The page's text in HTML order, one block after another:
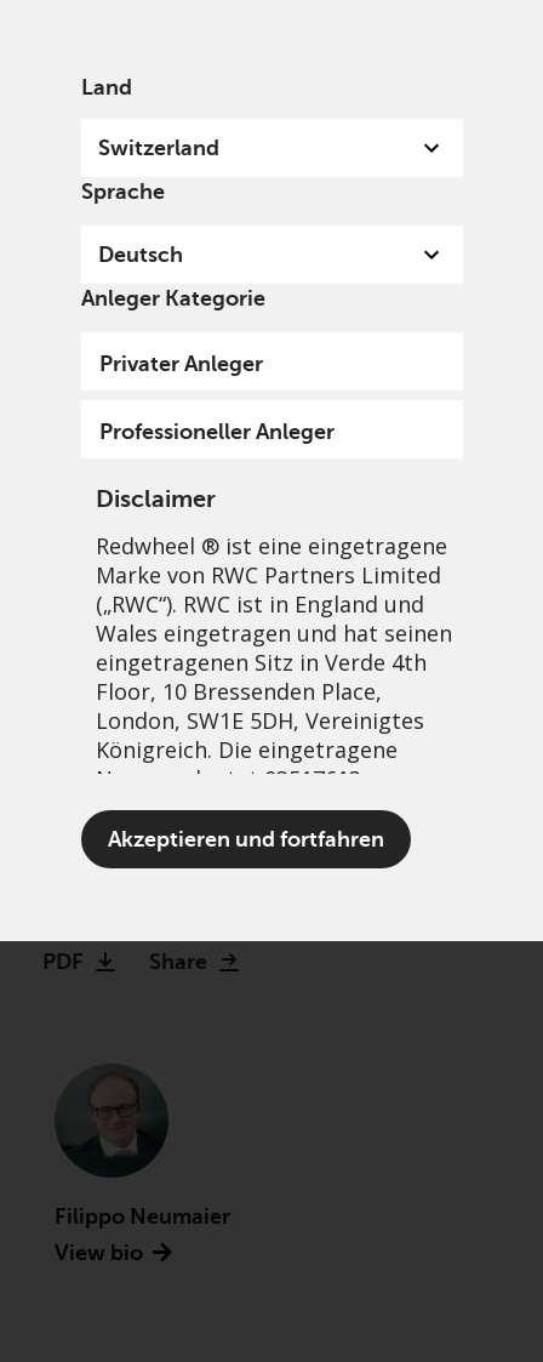
Land
Switzerland
Sprache
Deutsch
Anleger Kategorie
Privater Anleger
Professioneller Anleger
Disclaimer
Redwheel ® ist eine eingetragene
Marke von RWC Partners Limited
(„RWC“). RWC ist in England und
Wales eingetragen und hat seinen
eingetragenen Sitz in Verde 4th
Floor, 10 Bressenden Place,
London, SW1E 5DH, Vereinigtes
Königreich. Die eingetragene
Nummer lautet 03517613.
Der Begriff „Redwheel“ kann ein
oder mehrere Unternehmen der
Management LLP, die jeweils von
US Securities and Exchange
Commission zugelassen und
reguliert werden Exchange
Commission („SEC“); RWC Asset
Advisors (US) LLC, das bei der SEC
registriert ist; RWC Singapore
(Pte) Limited, die von der
Akzeptieren und fortfahren
Value opportunities are
emerging in Europe
PDF Share
Filippo Neumaier
View bio